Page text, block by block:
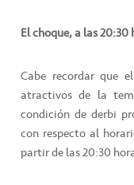
El choque, a las 20:30
Cabe recordar que
atractivos de la
condición de derbi
con respecto al
partir de las 20:30